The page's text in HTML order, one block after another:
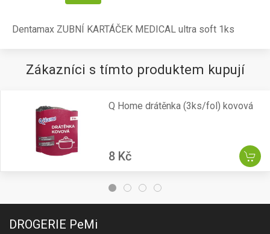
Dentamax ZUBNÍ KARTÁČEK MEDICAL ultra soft 1ks
Zákazníci s tímto produktem kupují
Q Home drátěnka (3ks/fol) kovová
8 Kč
DROGERIE PeMi